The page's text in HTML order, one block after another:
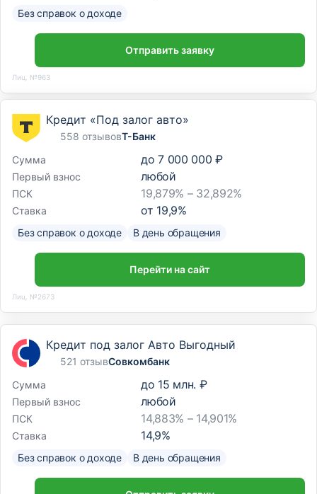
Без справок о доходе
Отправить заявку
Лиц. №963
Кредит «Под залог авто»
558 отзывовТ-Банк
Сумма
до 7 000 000 ₽
Первый взнос любой
ПСК 19,879% – 32,892%
Ставка от 19,9%
Без справок о доходе В день обращения
Перейти на сайт
Лиц. №2673
Кредит под залог Авто Выгодный
521 отзывСовкомбанк
Сумма
до 15 млн. ₽
Первый взнос любой
ПСК 14,883% – 14,901%
Ставка 14,9%
Без справок о доходе В день обращения